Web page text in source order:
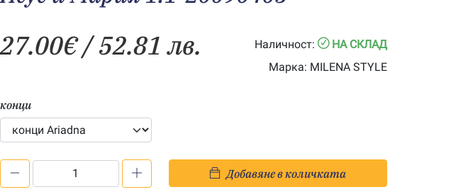
27.00€/ 52.81 лв. Наличност:
НА СКЛАД
Марка: MILENA STYLE
конци
Добавяне в количката